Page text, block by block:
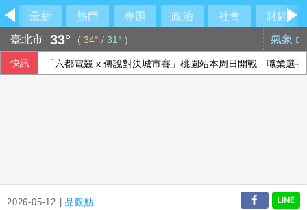
最新 熱門 專題 政治 社會
財經
臺北市 33° ( 34° / 31° ) 氣象
快訊 「六都電競 x 傳說對決城市賽」桃園站本周日開戰 職業選
2026-05-12 |品觀點